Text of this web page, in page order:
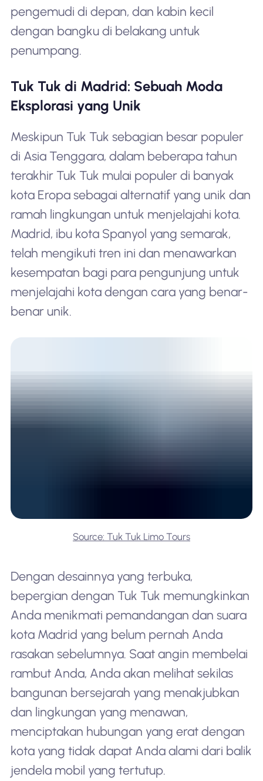
pengemudi di depan, dan kabin kecil
dengan bangku di belakang untuk
penumpang.
Tuk Tuk di Madrid: Sebuah Moda
Eksplorasi yang Unik
Meskipun Tuk Tuk sebagian besar populer
di Asia Tenggara, dalam beberapa tahun
terakhir Tuk Tuk mulai populer di banyak
kota Eropa sebagai alternatif yang unik dan
ramah lingkungan untuk menjelajahi kota.
Madrid, ibu kota Spanyol yang semarak,
telah mengikuti tren ini dan menawarkan
kesempatan bagi para pengunjung untuk
menjelajahi kota dengan cara yang benar-
benar unik.
Source: Tuk Tuk Limo Tours
Dengan desainnya yang terbuka,
bepergian dengan Tuk Tuk memungkinkan
Anda menikmati pemandangan dan suara
kota Madrid yang belum pernah Anda
rasakan sebelumnya. Saat angin membelai
rambut Anda, Anda akan melihat sekilas
bangunan bersejarah yang menakjubkan
dan lingkungan yang menawan,
menciptakan hubungan yang erat dengan
kota yang tidak dapat Anda alami dari balik
jendela mobil yang tertutup.